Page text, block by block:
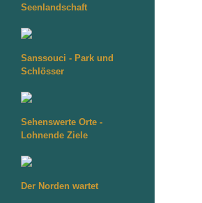
Seenlandschaft
Sanssouci - Park und
Schlösser
Sehenswerte Orte -
Lohnende Ziele
Der Norden wartet